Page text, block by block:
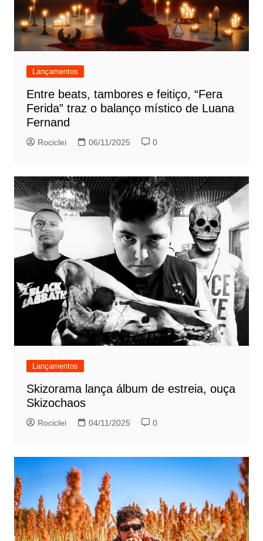
Lançamentos
Entre beats, tambores e feitiço, “Fera
Ferida” traz o balanço místico de Luana
Fernand
Rociclei 06/11/2025 0
Lançamentos
Skizorama lança álbum de estreia, ouça
Skizochaos
Rociclei 04/11/2025 0